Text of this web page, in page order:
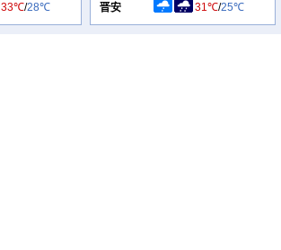
33℃/28℃ 晋安 31℃/25℃